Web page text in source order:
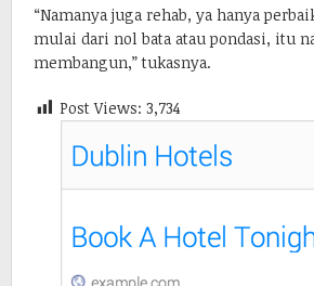
“Namanya juga rehab, ya hanya
mulai dari nol bata atau pondasi, itu
membangun,” tukasnya.
Post Views: 3,734